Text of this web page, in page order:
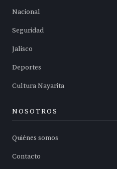
Nacional
Seguridad
Jalisco
Deportes
Cultura Nayarita
NOSOTROS
Quiénes somos
Contacto